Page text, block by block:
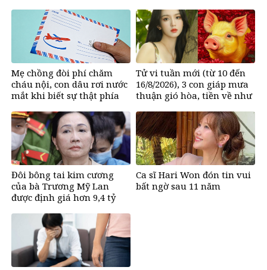
Mẹ chồng đòi phí chăm
cháu nội, con dâu rơi nước
mắt khi biết sự thật phía
Tử vi tuần mới (từ 10 đến
16/8/2026), 3 con giáp mưa
thuận gió hòa, tiền về như
Đôi bông tai kim cương
của bà Trương Mỹ Lan
được định giá hơn 9,4 tỷ
Ca sĩ Hari Won đón tin vui
bất ngờ sau 11 năm